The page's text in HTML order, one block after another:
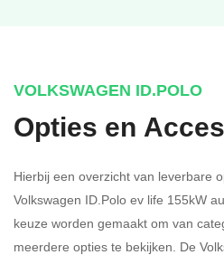
VOLKSWAGEN ID.POLO
Opties en
Hierbij een overzicht van leverbare
Volkswagen ID.Polo ev life 155kW
keuze worden gemaakt om van
meerdere opties te bekijken. De